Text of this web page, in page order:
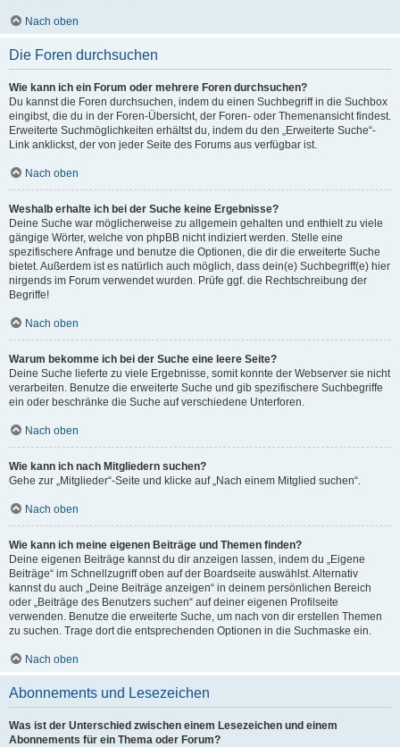
Nach oben
Die Foren durchsuchen
Wie kann ich ein Forum oder mehrere Foren durchsuchen?
Du kannst die Foren durchsuchen, indem du einen Suchbegriff in die Suchbox
eingibst, die du in der Foren-Übersicht, der Foren- oder Themenansicht findest.
Erweiterte Suchmöglichkeiten erhältst du, indem du den „Erweiterte Suche“-
Link anklickst, der von jeder Seite des Forums aus verfügbar ist.
Nach oben
Weshalb erhalte ich bei der Suche keine Ergebnisse?
Deine Suche war möglicherweise zu allgemein gehalten und enthielt zu viele
gängige Wörter, welche von phpBB nicht indiziert werden. Stelle eine
spezifischere Anfrage und benutze die Optionen, die dir die erweiterte Suche
bietet. Außerdem ist es natürlich auch möglich, dass dein(e) Suchbegriff(e) hier
nirgends im Forum verwendet wurden. Prüfe ggf. die Rechtschreibung der
Begriffe!
Nach oben
Warum bekomme ich bei der Suche eine leere Seite?
Deine Suche lieferte zu viele Ergebnisse, somit konnte der Webserver sie nicht
verarbeiten. Benutze die erweiterte Suche und gib spezifischere Suchbegriffe
ein oder beschränke die Suche auf verschiedene Unterforen.
Nach oben
Wie kann ich nach Mitgliedern suchen?
Gehe zur „Mitglieder“-Seite und klicke auf „Nach einem Mitglied suchen“.
Nach oben
Wie kann ich meine eigenen Beiträge und Themen finden?
Deine eigenen Beiträge kannst du dir anzeigen lassen, indem du „Eigene
Beiträge“ im Schnellzugriff oben auf der Boardseite auswählst. Alternativ
kannst du auch „Deine Beiträge anzeigen“ in deinem persönlichen Bereich
oder „Beiträge des Benutzers suchen“ auf deiner eigenen Profilseite
verwenden. Benutze die erweiterte Suche, um nach von dir erstellen Themen
zu suchen. Trage dort die entsprechenden Optionen in die Suchmaske ein.
Nach oben
Abonnements und Lesezeichen
Was ist der Unterschied zwischen einem Lesezeichen und einem
Abonnements für ein Thema oder Forum?